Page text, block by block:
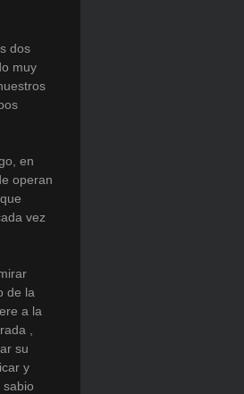
dos
muy
en
operan
vez
de la
a la
,
su
y